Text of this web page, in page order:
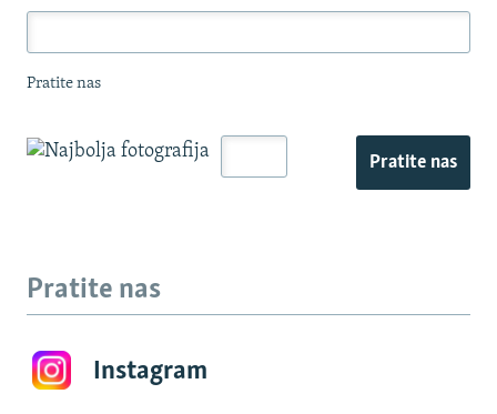
Pratite nas
Pratite nas
Pratite nas
Instagram